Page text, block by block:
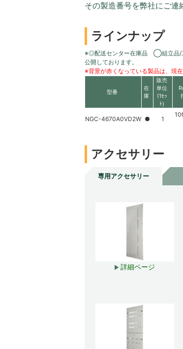
その製造番号を弊社にご連
ラインナップ
※◎配送センター在庫品 ◯組立品/
公開しております。
※背景が赤くなっている製品は、現
型番
在
庫
販売
単位
(1ｾｯ
ﾄ)
NGC-4670A0VD2W ● 1
10
アクセサリー
専用アクセサリー
詳細ページ